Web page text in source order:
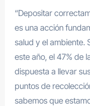
“Depositar
es una acción
salud y el ambiente.
este año, el 47% de
dispuesta a llevar
puntos de
sabemos que